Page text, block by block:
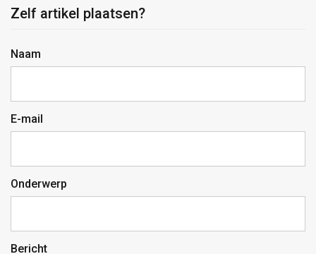
Zelf artikel plaatsen?
Naam
E-mail
Onderwerp
Bericht